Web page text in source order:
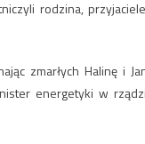
rodzina,
zmarłych Halinę i
energetyki w